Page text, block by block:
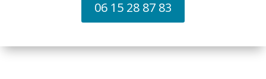
06 15 28 87 83